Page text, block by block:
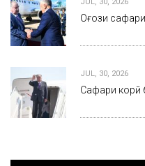
Оғози
JUL, 30, 2026
Сафари корӣ